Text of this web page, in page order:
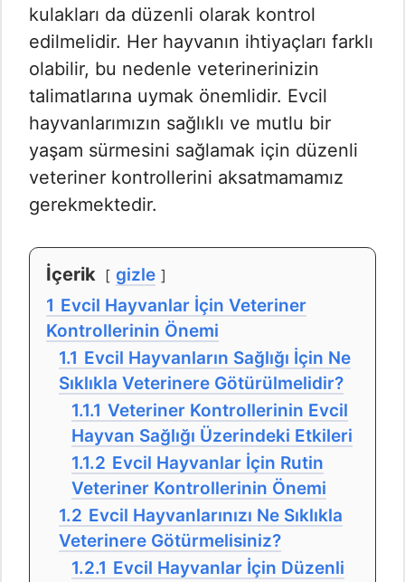
kulakları da düzenli olarak kontrol
edilmelidir. Her hayvanın ihtiyaçları farklı
olabilir, bu nedenle veterinerinizin
talimatlarına uymak önemlidir. Evcil
hayvanlarımızın sağlıklı ve mutlu bir
yaşam sürmesini sağlamak için düzenli
veteriner kontrollerini aksatmamamız
gerekmektedir.
İçerik
gizle
1 Evcil Hayvanlar İçin Veteriner
Kontrollerinin Önemi
1.1 Evcil Hayvanların Sağlığı İçin Ne
Sıklıkla Veterinere Götürülmelidir?
1.1.1 Veteriner Kontrollerinin Evcil
Hayvan Sağlığı Üzerindeki Etkileri
1.1.2 Evcil Hayvanlar İçin Rutin
Veteriner Kontrollerinin Önemi
1.2 Evcil Hayvanlarınızı Ne Sıklıkla
Veterinere Götürmelisiniz?
1.2.1 Evcil Hayvanlar İçin Düzenli